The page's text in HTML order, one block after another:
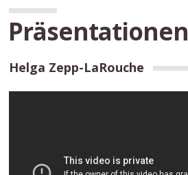
Präsentationen
Helga Zepp-LaRouche